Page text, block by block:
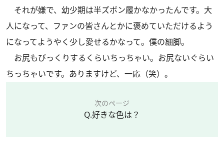
それが嫌で、幼少期は半ズボン履かなかったんです。大
人になって、ファンの皆さんとかに褒めていただけるよう
になってようやく少し愛せるかなって。僕の細脚。
お尻もびっくりするくらいちっちゃい。お尻ないぐらい
ちっちゃいです。ありますけど、一応（笑）。
次のページ
Q.好きな色は？